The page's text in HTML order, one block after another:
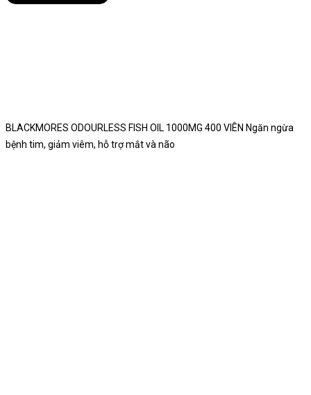
BLACKMORES ODOURLESS FISH OIL 1000MG 400 VIÊN Ngăn ngừa
bệnh tim, giảm viêm, hỗ trợ mắt và não